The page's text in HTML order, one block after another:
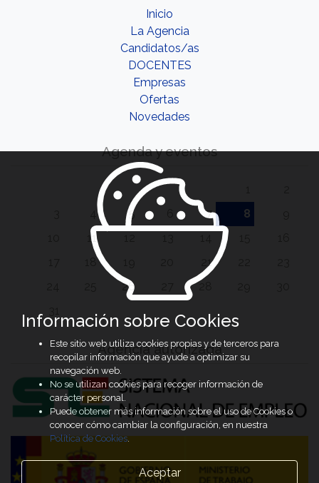
Inicio
La Agencia
Candidatos/as
DOCENTES
Empresas
Ofertas
Novedades
Agenda y eventos
5 7 8
11
21
26 28
Agencia autorizada
Información sobre Cookies
Este sitio web utiliza cookies propias y de terceros para
recopilar información que ayude a optimizar su
navegación web.
No se utilizan cookies para recoger información de
carácter personal.
Puede obtener más información sobre el uso de Cookies o
conocer cómo cambiar la configuración, en nuestra
Política de Cookies.
Aceptar